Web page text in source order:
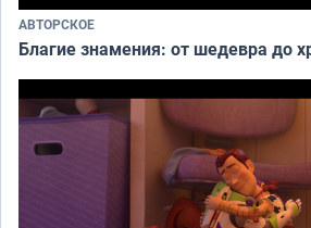
АВТОРСКОЕ
Благие знамения: от шедевра до